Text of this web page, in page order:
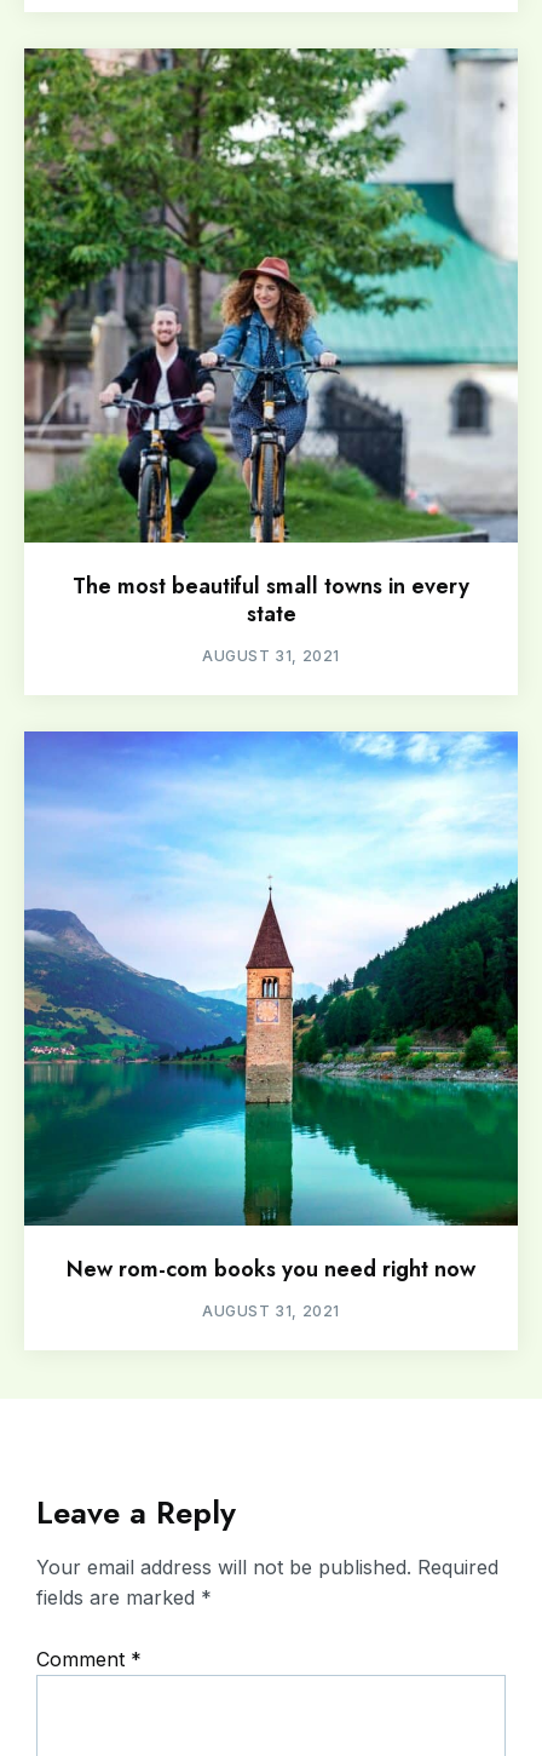
The most beautiful small towns in every
state
AUGUST 31, 2021
New rom-com books you need right now
AUGUST 31, 2021
Leave a Reply
Your email address will not be published. Required
fields are marked *
Comment *